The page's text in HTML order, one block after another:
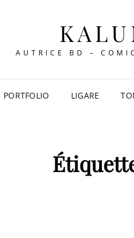
AUTRICE BD –
PORTFOLIO LIGARE